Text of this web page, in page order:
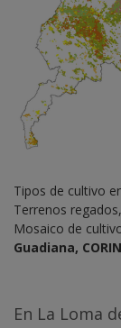
Tipos de cultivo
Terrenos regados,
Mosaico de
Guadiana,
En La Loma